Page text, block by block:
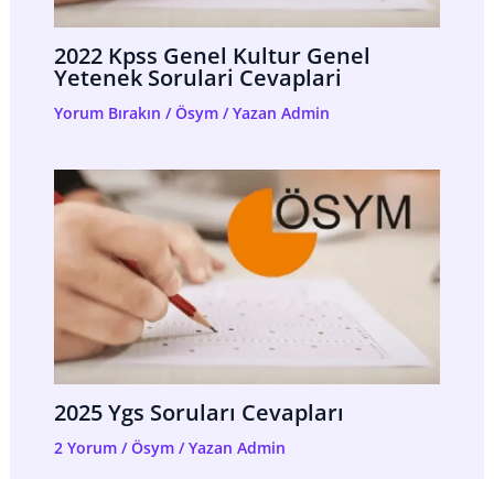
2022 Kpss Genel Kultur Genel
Yetenek Sorulari Cevaplari
Yorum Bırakın /Ösym/ Yazan Admin
2025 Ygs Soruları Cevapları
2 Yorum /Ösym/ Yazan Admin